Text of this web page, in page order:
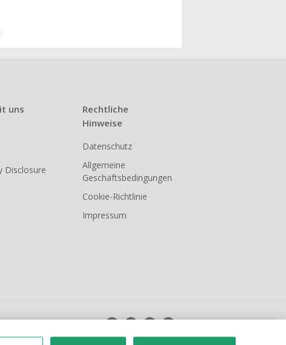
uns
Disclosure
Rechtliche
Hinweise
Datenschutz
Allgemeine
Geschäftsbedingungen
Cookie-Richtlinie
Impressum